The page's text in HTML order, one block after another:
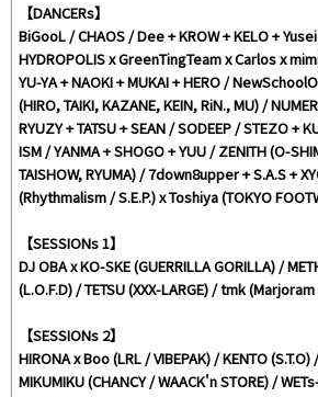
【DANCERs】
BiGooL / CHAOS / Dee + KROW + KELO +
HYDROPOLIS x GreenTingTeam x Carlos x
YU-YA + NAOKI + MUKAI + HERO /
(HIRO, TAIKI, KAZANE, KEIN, RiN., MU) /
RYUZY + TATSU + SEAN / SODEEP / STEZO +
ISM / YANMA + SHOGO + YUU / ZENITH (O-
TAISHOW, RYUMA) / 7down8upper + S.A.S +
(Rhythmalism / S.E.P.) x Toshiya (TOKYO
【SESSIONs 1】
DJ OBA x KO-SKE (GUERRILLA GORILLA) /
(L.O.F.D) / TETSU (XXX-LARGE) / tmk
【SESSIONs 2】
HIRONA x Boo (LRL / VIBEPAK) / KENTO
MIKUMIKU (CHANCY / WAACK'n STORE) /